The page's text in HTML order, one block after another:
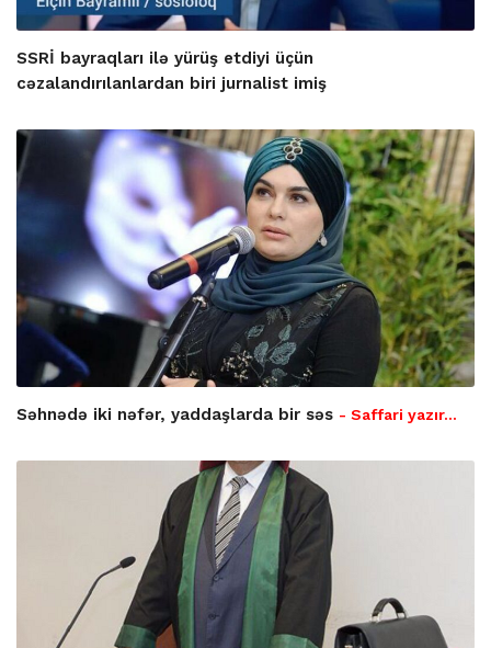
SSRİ bayraqları ilə yürüş etdiyi üçün
cəzalandırılanlardan biri jurnalist imiş
Səhnədə iki nəfər, yaddaşlarda bir səs - Saffari yazır…